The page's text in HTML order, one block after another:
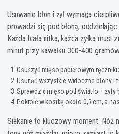
Usuwanie błon i żył wymaga
prowadzi się pod błoną,
Każda biała nitka, każda żyłka musi
minut przy kawałku 300-400
Osuszyć mięso papierowym
Usunąć wszystkie widoczne błony i
Sprawdzić mięso pod światło – żyły
Pokroić w kostkę około 0,5 cm, a
Siekanie to kluczowy moment. Nóż